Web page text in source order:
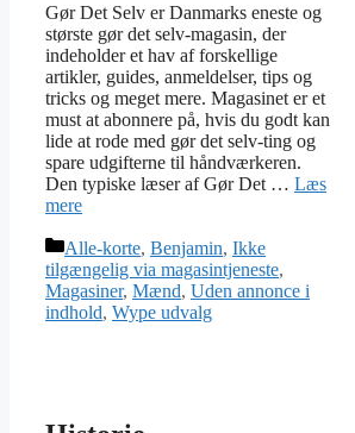
Gør Det Selv er Danmarks eneste og
største gør det selv-magasin, der
indeholder et hav af forskellige
artikler, guides, anmeldelser, tips og
tricks og meget mere. Magasinet er et
must at abonnere på, hvis du godt kan
lide at rode med gør det selv-ting og
spare udgifterne til håndværkeren.
Den typiske læser af Gør Det … Læs
mere
Kategorier
Alle-korte, Benjamin, Ikke
tilgængelig via magasintjeneste,
Magasiner, Mænd, Uden annonce i
indhold, Wype udvalg